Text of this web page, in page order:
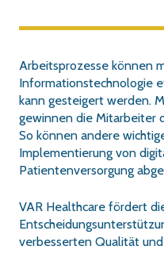
Arbeitsprozesse können
Informationstechnologie
kann gesteigert werden.
gewinnen die Mitarbeiter
So können andere
Implementierung von
Patientenversorgung
VAR Healthcare fördert
verbesserten Qualität